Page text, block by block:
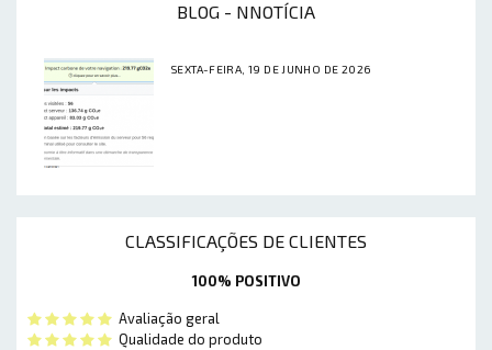
BLOG - NNOTÍCIA
SEXTA-FEIRA, 19 DE JUNHO DE 2026
CLASSIFICAÇÕES DE CLIENTES
100% POSITIVO
Avaliação geral
Qualidade do produto